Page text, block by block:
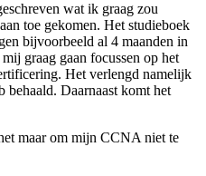
wat ik graag zou
toe gekomen. Het studieboek
bijvoorbeeld al 4 maanden in
graag gaan focussen op het
Het verlengd namelijk
Daarnaast komt het
maar om mijn CCNA niet te